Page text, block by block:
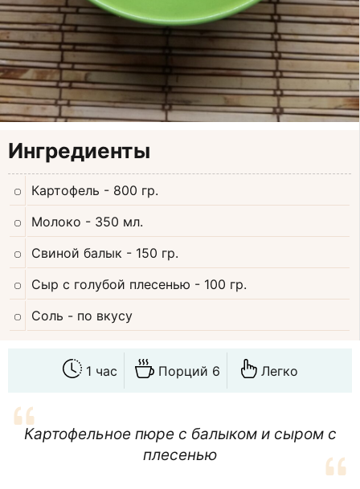
Ингредиенты
Картофель - 800 гр.
Молоко - 350 мл.
Свиной балык - 150 гр.
Сыр с голубой плесенью - 100 гр.
Соль - по вкусу
1 час Порций 6 Легко
Картофельное пюре с балыком и сыром с
плесенью